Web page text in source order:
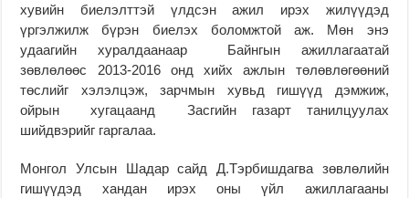
хувийн биелэлттэй үлдсэн ажил ирэх жилүүдэд
үргэлжилж бүрэн биелэх боломжтой аж. Мөн энэ
удаагийн хуралдаанаар Байнгын ажиллагаатай
зөвлөлөөс 2013-2016 онд хийх ажлын төлөвлөгөөний
төслийг хэлэлцэж, зарчмын хувьд гишүүд дэмжиж,
ойрын хугацаанд Засгийн газарт танилцуулах
шийдвэрийг гаргалаа.
Монгол Улсын Шадар сайд Д.Тэрбишдагва зөвлөлийн
гишүүдэд хандан ирэх оны үйл ажиллагааны